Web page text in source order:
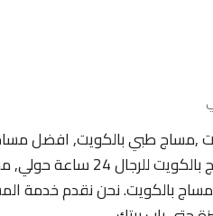
,مساج طبي بالكويت, افضل
في الكويت ,مساج الكويت رجال
بالكويت. نحن نقدم خدمة